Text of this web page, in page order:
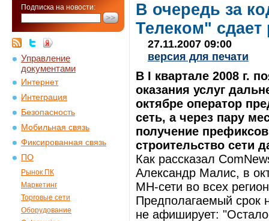
Подписка на новости:
Управление
документами
Интернет
Интеграция
Безопасность
Мобильная связь
Фиксированная связь
ПО
Рынок ПК
Маркетинг
Торговые сети
Оборудование
В очередь за
Телеком" сдает
27.11.2007 09:00
версия для печати
В I квартале 2008 г.
оказания услуг
октябре оператор
сеть, а через пару
получение
строительство сети
Как рассказал
Александр Малис, в
МН-сети во всех
Предполагаемый срок
не афиширует: